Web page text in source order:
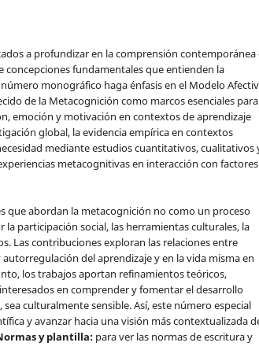
a profundizar en la comprensión contemporánea
concepciones fundamentales que entienden la
monográfico haga énfasis en el Modelo
de la Metacognición como marcos esenciales para
emoción y motivación en contextos de aprendizaje
global, la evidencia empírica en contextos
mediante estudios cuantitativos, cualitativos
metacognitivas en interacción con factores
que abordan la metacognición no como un proceso
participación social, las herramientas culturales, la
Las contribuciones exploran las relaciones entre
del aprendizaje y en la vida misma en
los trabajos aportan refinamientos teóricos,
en comprender y fomentar el desarrollo
culturalmente sensible. Así, este número especial
y avanzar hacia una visión más contextualizada
y plantilla: para ver las normas de escritura y